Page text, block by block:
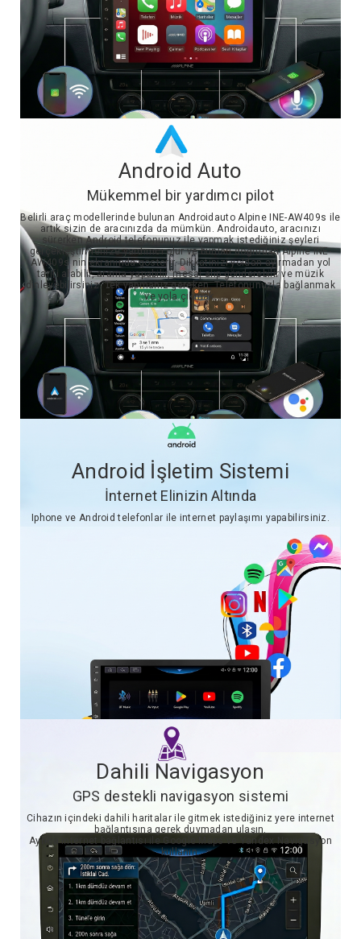
Android Auto
Mükemmel bir yardımcı pilot
Belirli araç modellerinde bulunan Androidauto Alpine INE-AW409s ile
artık sizin de aracınızda da mümkün. Androidauto, aracınızı
sürerken Android telefonunuz ile yapmak istediğiniz şeyleri
gerçekleştirmenize yardımcı olur ve bunları doğrudan Alpine INE-
AW409s nin ekranında gösterir. Dikkatinizi yoldan ayırmadan yol
tarifi alabilir, arama yapabilir, mesaj alıp gönderebilir ve müzik
dinleyebilirsiniz. Tek yapmanız gereken, Telefonunuzla bağlanmak
ve yola çıkmak.
Android İşletim Sistemi
İnternet Elinizin Altında
Iphone ve Android telefonlar ile internet paylaşımı yapabilirsiniz.
Dahili Navigasyon
GPS destekli navigasyon sistemi
Cihazın içindeki dahili haritalar ile gitmek istediğiniz yere internet
bağlantısına gerek duymadan ulaşın.
Ayrıca internet bağlantısı ile Google Maps ve Yandex Navigasyon
kullanın.